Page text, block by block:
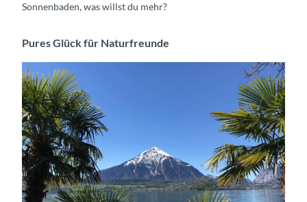
Sonnenbaden, was willst du mehr?
Pures Glück für Naturfreunde